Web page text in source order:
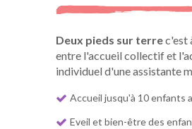
Deux pieds sur terrec'est
entre l'accueil collectif et
individuel d'une assistante
Accueil jusqu'à 10 enfants
Eveil et bien-être des